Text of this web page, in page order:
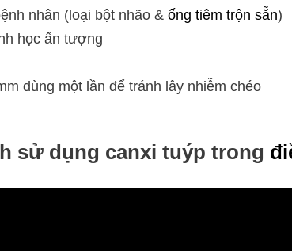
nhân (loại bột nhão & ống tiêm trộn sẵn)
học ấn tượng
dùng một lần để tránh lây nhiễm chéo
sử dụng canxi tuýp trong